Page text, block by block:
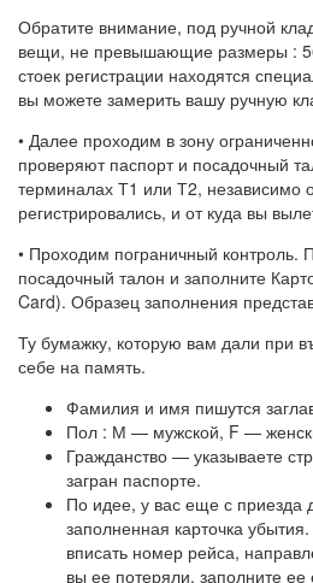
Обратите внимание, под ручной
вещи, не превышающие размеры :
стоек регистрации находятся
вы можете замерить вашу ручную
• Далее проходим в зону
проверяют паспорт и посадочный
терминалах Т1 или Т2, независимо
регистрировались, и от куда вы
• Проходим пограничный контроль.
посадочный талон и заполните
Card). Образец заполнения
Ту бумажку, которую вам дали при
себе на память.
Фамилия и имя пишутся
Пол : М — мужской, F —
Гражданство — указываете
загран паспорте.
По идее, у вас еще с приезда
заполненная карточка
вписать номер рейса,
вы ее потеряли, заполните